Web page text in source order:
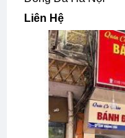
Liên Hệ